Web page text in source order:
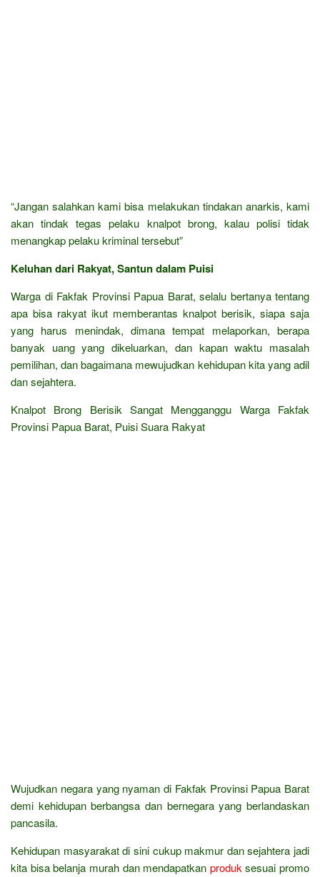
“Jangan salahkan kami bisa melakukan tindakan anarkis, kami
akan tindak tegas pelaku knalpot brong, kalau polisi tidak
menangkap pelaku kriminal tersebut”
Keluhan dari Rakyat, Santun dalam Puisi
Warga di Fakfak Provinsi Papua Barat, selalu bertanya tentang
apa bisa rakyat ikut memberantas knalpot berisik, siapa saja
yang harus menindak, dimana tempat melaporkan, berapa
banyak uang yang dikeluarkan, dan kapan waktu masalah
pemilihan, dan bagaimana mewujudkan kehidupan kita yang adil
dan sejahtera.
Knalpot Brong Berisik Sangat Mengganggu Warga Fakfak
Provinsi Papua Barat, Puisi Suara Rakyat
Wujudkan negara yang nyaman di Fakfak Provinsi Papua Barat
demi kehidupan berbangsa dan bernegara yang berlandaskan
pancasila.
Kehidupan masyarakat di sini cukup makmur dan sejahtera jadi
kita bisa belanja murah dan mendapatkan produk sesuai promo